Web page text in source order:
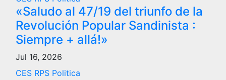
«Saludo al 47/19 del triunfo de la
Revolución Popular Sandinista :
Siempre + allá!»
Jul 16, 2026
CES RPS Politica